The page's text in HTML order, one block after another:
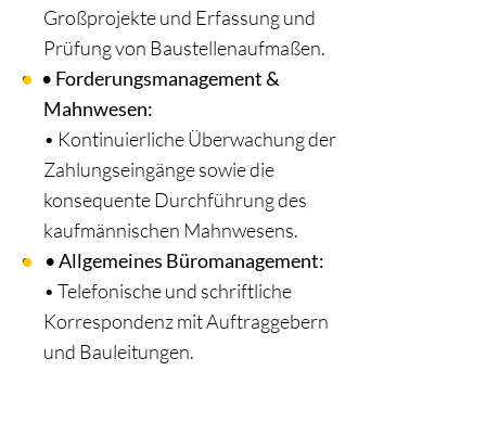
Großprojekte und Erfassung und
Prüfung von Baustellenaufmaßen.
• Forderungsmanagement &
Mahnwesen:
• Kontinuierliche Überwachung der
Zahlungseingänge sowie die
konsequente Durchführung des
kaufmännischen Mahnwesens.
•Allgemeines Büromanagement:
• Telefonische und schriftliche
Korrespondenz mit Auftraggebern
und Bauleitungen.